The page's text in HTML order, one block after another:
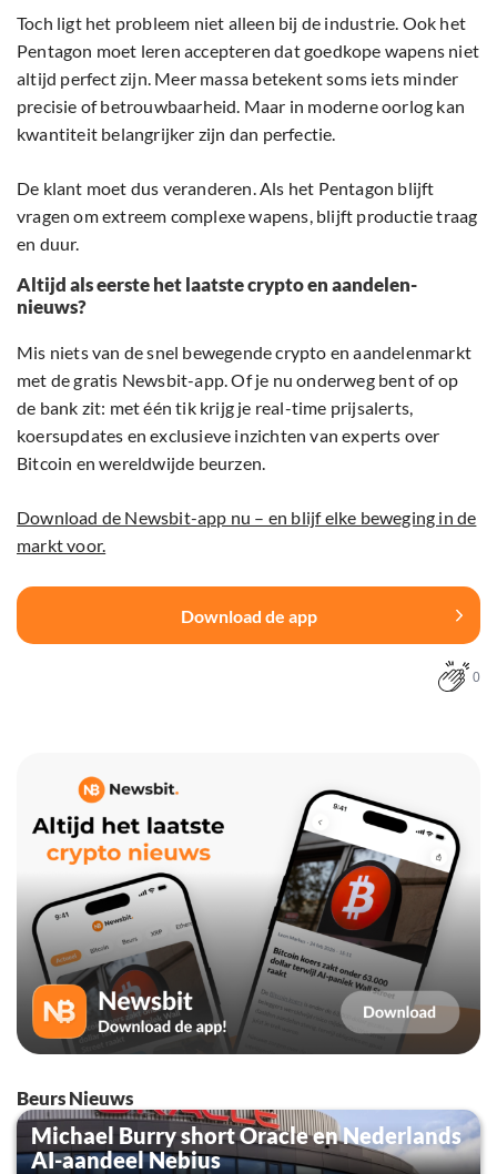
Toch ligt het probleem niet alleen bij de industrie. Ook het
Pentagon moet leren accepteren dat goedkope wapens niet
altijd perfect zijn. Meer massa betekent soms iets minder
precisie of betrouwbaarheid. Maar in moderne oorlog kan
kwantiteit belangrijker zijn dan perfectie.
De klant moet dus veranderen. Als het Pentagon blijft
vragen om extreem complexe wapens, blijft productie traag
en duur.
Altijd als eerste het laatste crypto en aandelen-
nieuws?
Mis niets van de snel bewegende crypto en aandelenmarkt
met de gratis Newsbit-app. Of je nu onderweg bent of op
de bank zit: met één tik krijg je real-time prijsalerts,
koersupdates en exclusieve inzichten van experts over
Bitcoin en wereldwijde beurzen.
Download de Newsbit-app nu – en blijf elke beweging in de
markt voor.
Download de app
0
Beurs Nieuws
Michael Burry short Oracle en Nederlands
AI-aandeel Nebius